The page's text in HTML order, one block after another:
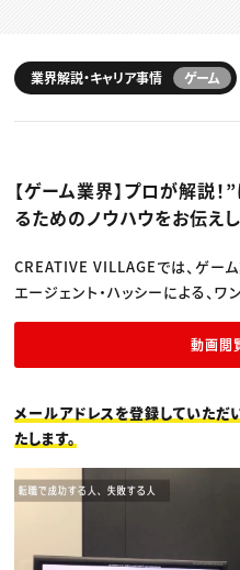
スキルアップしたい！
デザイン
編集・ライティング
マーケティング
ディレクション
業界解説・キャリア事情
TOP Creator’s コラム
Webクリエイター
アプリクリエイター
ゲームクリエイター
映像クリエイター
クリエイターインタビュー
C＆R Magazine
セミナー
ニュース・トレンド トップ
Web
ゲーム・エンタメ
出版
業界解説・キャリア事情 ゲーム
【ゲーム業界】プロが解説
るためのノウハウをお伝え
CREATIVE VILLAGEでは、ゲー
エージェント・ハッシーによる、ワ
動画閲
メールアドレスを登録していた
たします。